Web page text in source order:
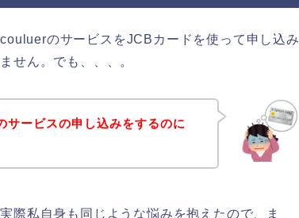
のサービスをJCBカードを使って申し込み
せん。でも、、、。
ービスの申し込みをするのに
際私自身も同じような悩みを抱えたので、ま